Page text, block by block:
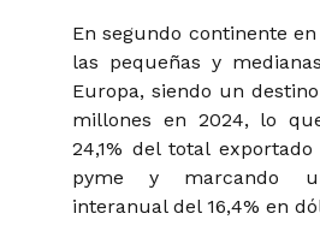
En segundo continente
las pequeñas y
Europa, siendo un
millones en 2024, lo
24,1% del total
pyme y marcando
interanual del 16,4% en